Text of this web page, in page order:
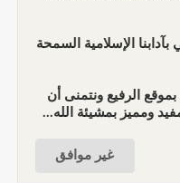
الإسلامية السمحة
الرفيع ونتمنى أن
ومميز بمشيئة الله...